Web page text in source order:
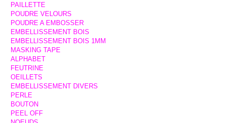
PAILLETTE
POUDRE VELOURS
POUDRE A EMBOSSER
EMBELLISSEMENT BOIS
EMBELLISSEMENT BOIS 1MM
MASKING TAPE
ALPHABET
FEUTRINE
OEILLETS
EMBELLISSEMENT DIVERS
PERLE
BOUTON
PEEL OFF